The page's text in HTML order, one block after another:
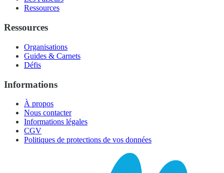
Ressources
Ressources
Organisations
Guides & Carnets
Défis
Informations
À propos
Nous contacter
Informations légales
CGV
Politiques de protections de vos données